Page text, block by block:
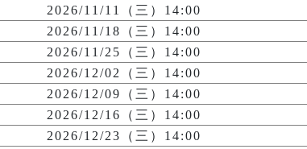
2026/11/11（三）14:00
2026/11/18（三）14:00
2026/11/25（三）14:00
2026/12/02（三）14:00
2026/12/09（三）14:00
2026/12/16（三）14:00
2026/12/23（三）14:00